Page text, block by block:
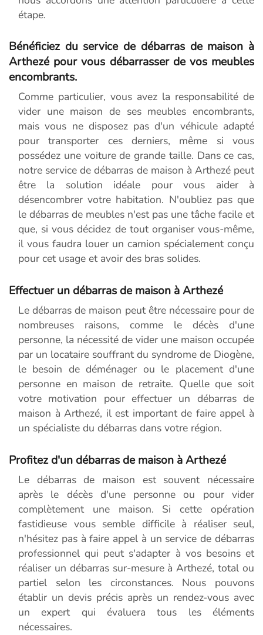
étape.
Bénéficiez du service de débarras de maison à
Arthezé pour vous débarrasser de vos meubles
encombrants.
Comme particulier, vous avez la responsabilité de
vider une maison de ses meubles encombrants,
mais vous ne disposez pas d'un véhicule adapté
pour transporter ces derniers, même si vous
possédez une voiture de grande taille. Dans ce cas,
notre service de débarras de maison à Arthezé peut
être la solution idéale pour vous aider à
désencombrer votre habitation. N'oubliez pas que
le débarras de meubles n'est pas une tâche facile et
que, si vous décidez de tout organiser vous-même,
il vous faudra louer un camion spécialement conçu
pour cet usage et avoir des bras solides.
Effectuer un débarras de maison à Arthezé
Le débarras de maison peut être nécessaire pour de
nombreuses raisons, comme le décès d'une
personne, la nécessité de vider une maison occupée
par un locataire souffrant du syndrome de Diogène,
le besoin de déménager ou le placement d'une
personne en maison de retraite. Quelle que soit
votre motivation pour effectuer un débarras de
maison à Arthezé, il est important de faire appel à
un spécialiste du débarras dans votre région.
Profitez d'un débarras de maison à Arthezé
Le débarras de maison est souvent nécessaire
après le décès d'une personne ou pour vider
complètement une maison. Si cette opération
fastidieuse vous semble difficile à réaliser seul,
n'hésitez pas à faire appel à un service de débarras
professionnel qui peut s'adapter à vos besoins et
réaliser un débarras sur-mesure à Arthezé, total ou
partiel selon les circonstances. Nous pouvons
établir un devis précis après un rendez-vous avec
un expert qui évaluera tous les éléments
nécessaires.